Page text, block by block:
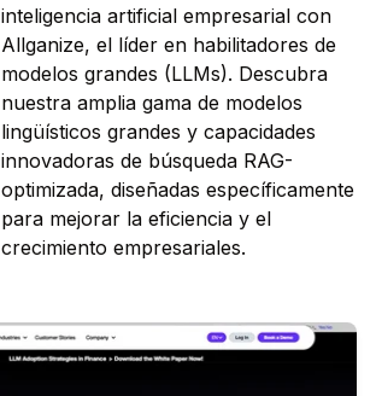
inteligencia artificial empresarial con
Allganize, el líder en habilitadores de
modelos grandes (LLMs). Descubra
nuestra amplia gama de modelos
lingüísticos grandes y capacidades
innovadoras de búsqueda RAG-
optimizada, diseñadas específicamente
para mejorar la eficiencia y el
crecimiento empresariales.